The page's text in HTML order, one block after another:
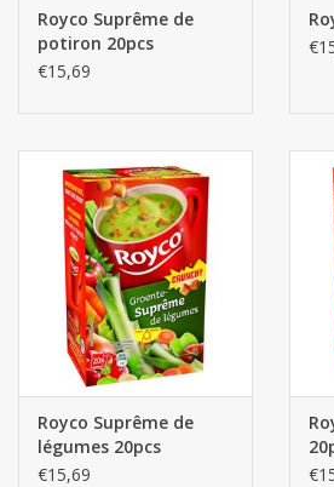
Royco Suprême de
potiron 20pcs
€15,69
Royco Suprême de
légumes 20pcs
€15,69